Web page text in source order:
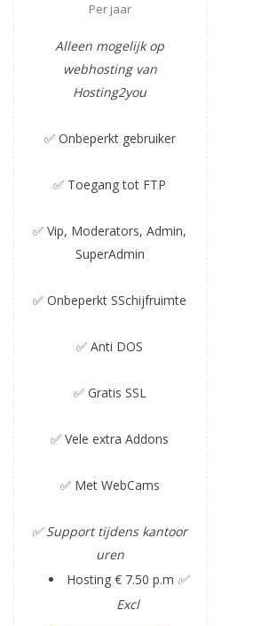
Per jaar
Alleen mogelijk op
webhosting van
Hosting2you
✅ Onbeperkt gebruiker
✅ Toegang tot FTP
✅ Vip, Moderators, Admin,
SuperAdmin
✅ Onbeperkt SSchijfruimte
✅ Anti DOS
✅ Gratis SSL
✅ Vele extra Addons
✅ Met WebCams
✅ Support tijdens kantoor
uren
Hosting € 7.50 p.m ✅
Excl